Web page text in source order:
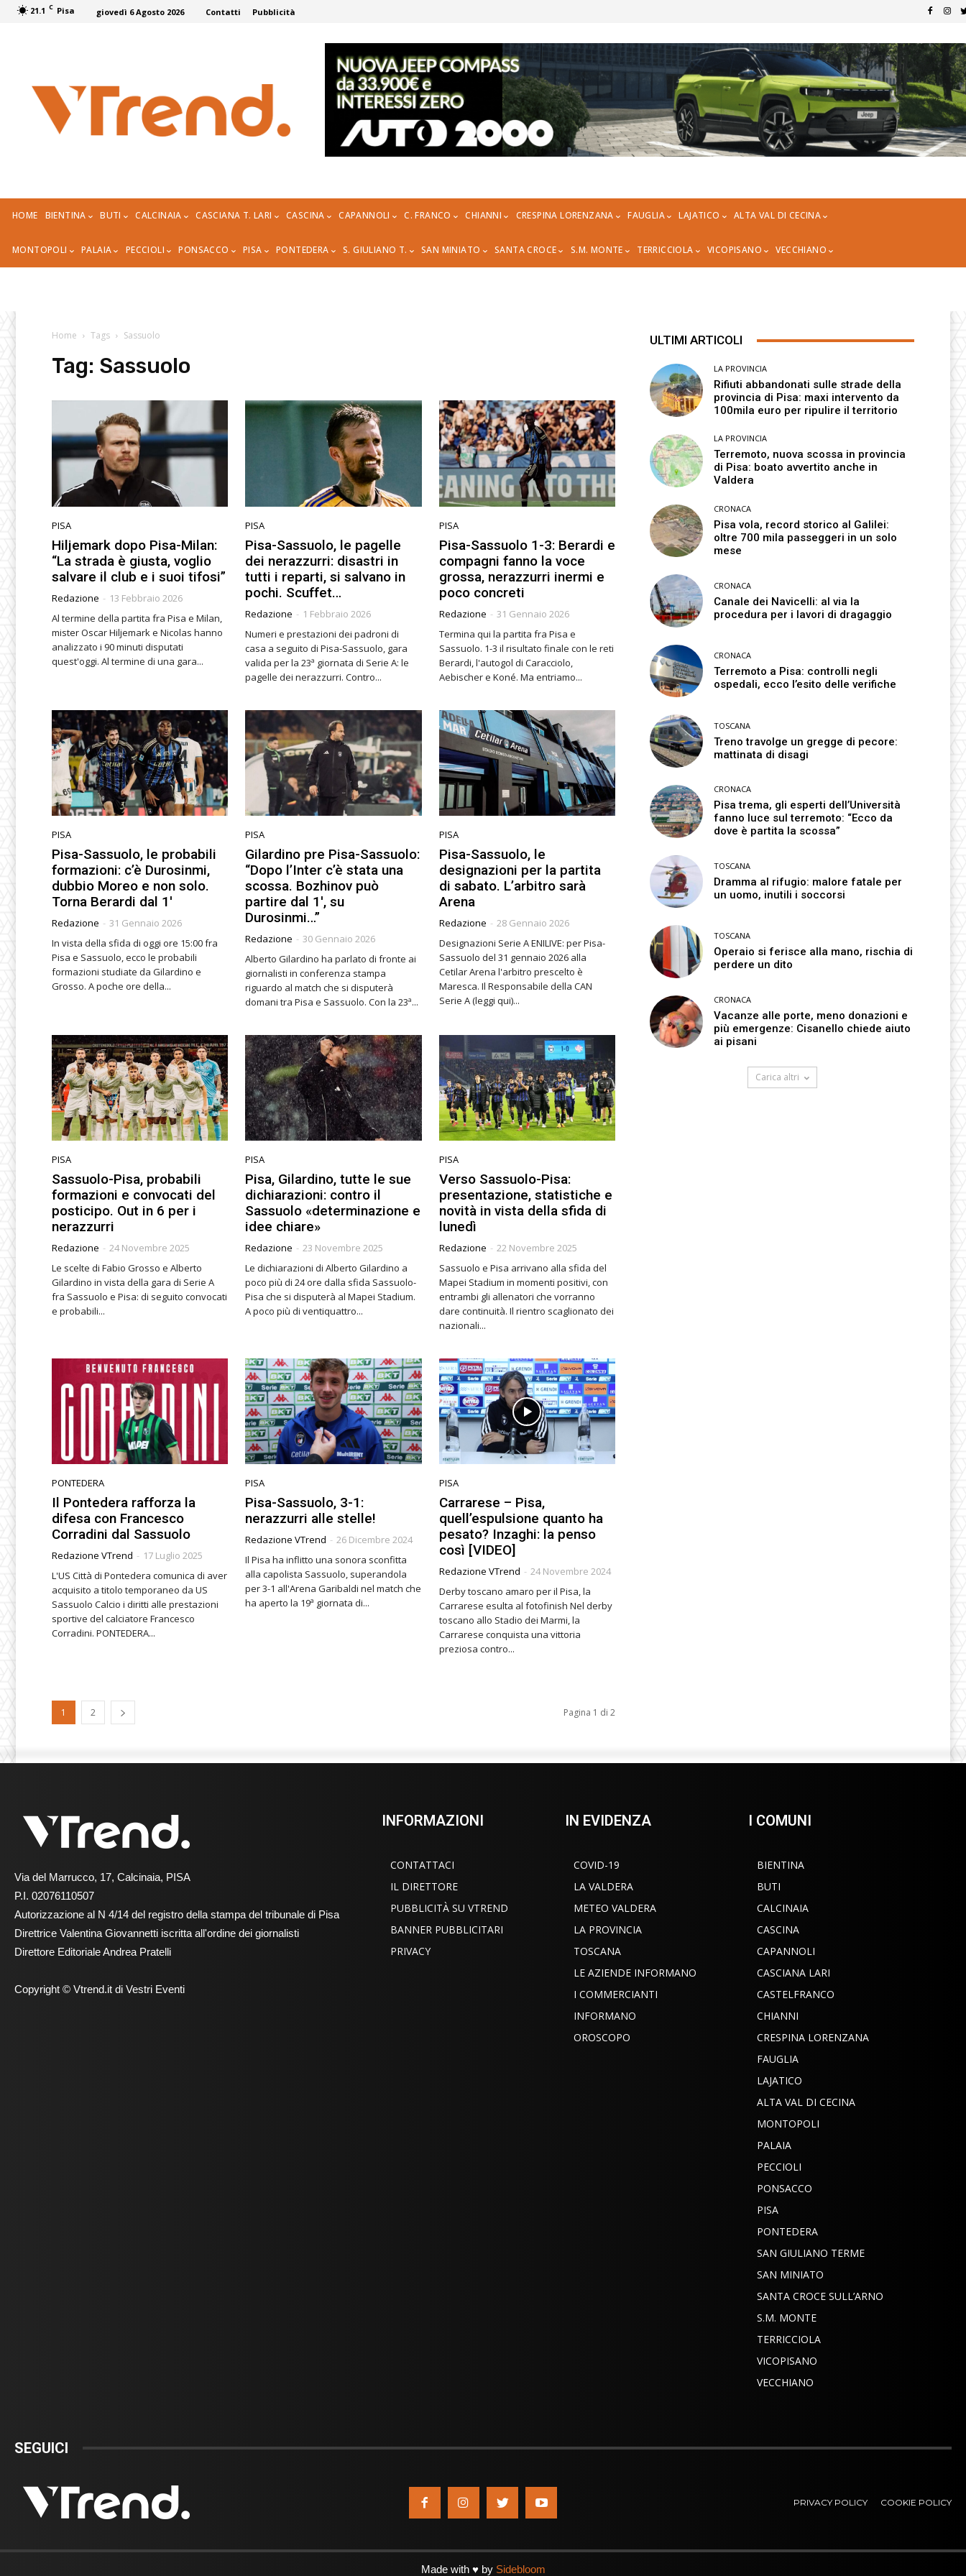
21.1 C Pisa giovedì 6 Agosto 2026 Contatti Pubblicità
HOME BIENTINA BUTI CALCINAIA CASCIANA T. LARI CASCINA CAPANNOLI C. FRANCO CHIANNI CRESPINA LORENZANA FAUGLIA LAJATICO ALTA VAL DI CECINA
MONTOPOLI PALAIA PECCIOLI PONSACCO PISA PONTEDERA S. GIULIANO T. SAN MINIATO SANTA CROCE S.M. MONTE TERRICCIOLA VICOPISANO VECCHIANO
Home Tags Sassuolo
Tag: Sassuolo
PISA
Hiljemark dopo Pisa-Milan:
“La strada è giusta, voglio
salvare il club e i suoi tifosi”
Redazione - 13 Febbraio 2026
Al termine della partita fra Pisa e Milan,
mister Oscar Hiljemark e Nicolas hanno
analizzato i 90 minuti disputati
quest'oggi. Al termine di una gara...
PISA
Pisa-Sassuolo, le pagelle
dei nerazzurri: disastri in
tutti i reparti, si salvano in
pochi. Scuffet…
Redazione - 1 Febbraio 2026
Numeri e prestazioni dei padroni di
casa a seguito di Pisa-Sassuolo, gara
valida per la 23ª giornata di Serie A: le
pagelle dei nerazzurri. Contro...
PISA
Pisa-Sassuolo 1-3: Berardi e
compagni fanno la voce
grossa, nerazzurri inermi e
poco concreti
Redazione - 31 Gennaio 2026
Termina qui la partita fra Pisa e
Sassuolo. 1-3 il risultato finale con le reti
Berardi, l'autogol di Caracciolo,
Aebischer e Koné. Ma entriamo...
PISA
Pisa-Sassuolo, le probabili
formazioni: c’è Durosinmi,
dubbio Moreo e non solo.
Torna Berardi dal 1′
Redazione - 31 Gennaio 2026
In vista della sfida di oggi ore 15:00 fra
Pisa e Sassuolo, ecco le probabili
formazioni studiate da Gilardino e
Grosso. A poche ore della...
PISA
Gilardino pre Pisa-Sassuolo:
“Dopo l’Inter c’è stata una
scossa. Bozhinov può
partire dal 1′, su
Durosinmi…”
Redazione - 30 Gennaio 2026
Alberto Gilardino ha parlato di fronte ai
giornalisti in conferenza stampa
riguardo al match che si disputerà
domani tra Pisa e Sassuolo. Con la 23ª...
PISA
Pisa-Sassuolo, le
designazioni per la partita
di sabato. L’arbitro sarà
Arena
Redazione - 28 Gennaio 2026
Designazioni Serie A ENILIVE: per Pisa-
Sassuolo del 31 gennaio 2026 alla
Cetilar Arena l'arbitro prescelto è
Maresca. Il Responsabile della CAN
Serie A (leggi qui)...
PISA
Sassuolo-Pisa, probabili
formazioni e convocati del
posticipo. Out in 6 per i
nerazzurri
Redazione - 24 Novembre 2025
Le scelte di Fabio Grosso e Alberto
Gilardino in vista della gara di Serie A
fra Sassuolo e Pisa: di seguito convocati
e probabili...
PISA
Pisa, Gilardino, tutte le sue
dichiarazioni: contro il
Sassuolo «determinazione e
idee chiare»
Redazione - 23 Novembre 2025
Le dichiarazioni di Alberto Gilardino a
poco più di 24 ore dalla sfida Sassuolo-
Pisa che si disputerà al Mapei Stadium.
A poco più di ventiquattro...
PISA
Verso Sassuolo-Pisa:
presentazione, statistiche e
novità in vista della sfida di
lunedì
Redazione - 22 Novembre 2025
Sassuolo e Pisa arrivano alla sfida del
Mapei Stadium in momenti positivi, con
entrambi gli allenatori che vorranno
dare continuità. Il rientro scaglionato dei
nazionali...
PONTEDERA
Il Pontedera rafforza la
difesa con Francesco
Corradini dal Sassuolo
Redazione VTrend - 17 Luglio 2025
L'US Città di Pontedera comunica di aver
acquisito a titolo temporaneo da US
Sassuolo Calcio i diritti alle prestazioni
sportive del calciatore Francesco
Corradini. PONTEDERA...
PISA
Pisa-Sassuolo, 3-1:
nerazzurri alle stelle!
Redazione VTrend - 26 Dicembre 2024
Il Pisa ha inflitto una sonora sconfitta
alla capolista Sassuolo, superandola
per 3-1 all'Arena Garibaldi nel match che
ha aperto la 19ª giornata di...
PISA
Carrarese – Pisa,
quell’espulsione quanto ha
pesato? Inzaghi: la penso
così [VIDEO]
Redazione VTrend - 24 Novembre 2024
Derby toscano amaro per il Pisa, la
Carrarese esulta al fotofinish Nel derby
toscano allo Stadio dei Marmi, la
Carrarese conquista una vittoria
preziosa contro...
1 2 Pagina 1 di 2
ULTIMI ARTICOLI
LA PROVINCIA
Rifiuti abbandonati sulle strade della
provincia di Pisa: maxi intervento da
100mila euro per ripulire il territorio
LA PROVINCIA
Terremoto, nuova scossa in provincia
di Pisa: boato avvertito anche in
Valdera
CRONACA
Pisa vola, record storico al Galilei:
oltre 700 mila passeggeri in un solo
mese
CRONACA
Canale dei Navicelli: al via la
procedura per i lavori di dragaggio
CRONACA
Terremoto a Pisa: controlli negli
ospedali, ecco l’esito delle verifiche
TOSCANA
Treno travolge un gregge di pecore:
mattinata di disagi
CRONACA
Pisa trema, gli esperti dell’Università
fanno luce sul terremoto: “Ecco da
dove è partita la scossa”
TOSCANA
Dramma al rifugio: malore fatale per
un uomo, inutili i soccorsi
TOSCANA
Operaio si ferisce alla mano, rischia di
perdere un dito
CRONACA
Vacanze alle porte, meno donazioni e
più emergenze: Cisanello chiede aiuto
ai pisani
Carica altri
Via del Marrucco, 17, Calcinaia, PISA
P.I. 02076110507
Autorizzazione al N 4/14 del registro della stampa del tribunale di Pisa
Direttrice Valentina Giovannetti iscritta all'ordine dei giornalisti
Direttore Editoriale Andrea Pratelli
Copyright © Vtrend.it di Vestri Eventi
INFORMAZIONI
CONTATTACI
IL DIRETTORE
PUBBLICITÀ SU VTREND
BANNER PUBBLICITARI
PRIVACY
IN EVIDENZA
COVID-19
LA VALDERA
METEO VALDERA
LA PROVINCIA
TOSCANA
LE AZIENDE INFORMANO
I COMMERCIANTI
INFORMANO
OROSCOPO
I COMUNI
BIENTINA
BUTI
CALCINAIA
CASCINA
CAPANNOLI
CASCIANA LARI
CASTELFRANCO
CHIANNI
CRESPINA LORENZANA
FAUGLIA
LAJATICO
ALTA VAL DI CECINA
MONTOPOLI
PALAIA
PECCIOLI
PONSACCO
PISA
PONTEDERA
SAN GIULIANO TERME
SAN MINIATO
SANTA CROCE SULL’ARNO
S.M. MONTE
TERRICCIOLA
VICOPISANO
VECCHIANO
SEGUICI
PRIVACY POLICY COOKIE POLICY
Made with ♥ by Sidebloom